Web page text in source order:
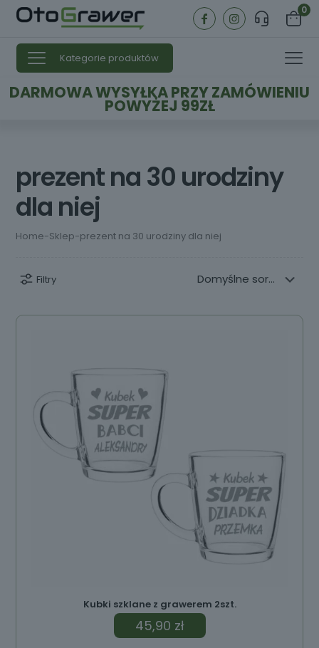
0
Kategorie produktów
DARMOWA WYSYŁKA PRZY ZAMÓWIENIU
POWYŻEJ 99ZŁ
prezent na 30 urodziny
dla niej
Home-Sklep-prezent na 30 urodziny dla niej
Filtry
Kubki szklane z grawerem 2szt.
45,90 zł